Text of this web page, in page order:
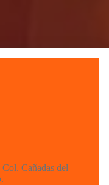
Cañadas del